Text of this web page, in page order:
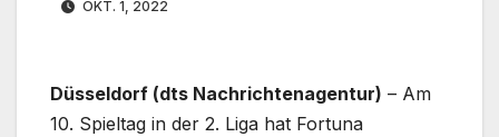
OKT. 1, 2022
Düsseldorf (dts Nachrichtenagentur) – Am
10. Spieltag in der 2. Liga hat Fortuna